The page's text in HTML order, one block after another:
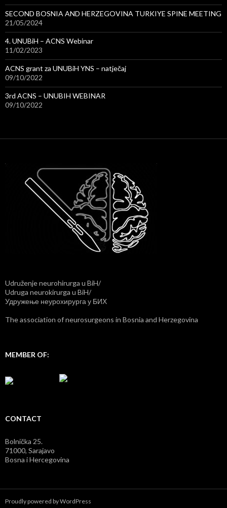
SECOND BOSNIA AND HERZEGOVINA TURKIYE SPINE MEETING
21/05/2024
4. UNUBiH – ACNS Webinar
11/02/2023
ACNS grant za UNUBiH YNS – natječaj
09/10/2022
3rd ACNS – UNUBIH WEBINAR
09/10/2022
Udruženje neurohirurga u BiH/
Udruga neurokirurga u BiH/
Удружење неурохирурга у БИХ
The association of neurosurgeons in Bosnia and Herzegovina
MEMBER OF:
CONTACT
Bolnička 25.
71000, Sarajavo
Bosna i Hercegovina
Proudly powered by WordPress